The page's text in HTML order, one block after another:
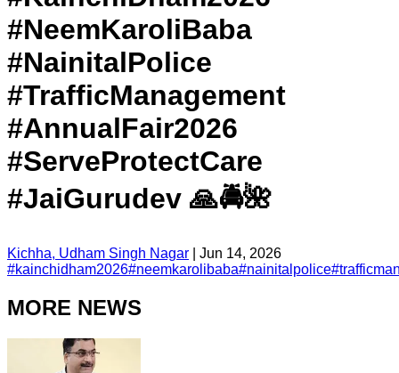
#NeemKaroliBaba
#NainitalPolice
#TrafficManagement
#AnnualFair2026
#ServeProtectCare
#JaiGurudev 🙏🚔🌺
Kichha, Udham Singh Nagar
Jun 14, 2026
#kainchidham2026#neemkarolibaba#nainitalpolice#
MORE NEWS